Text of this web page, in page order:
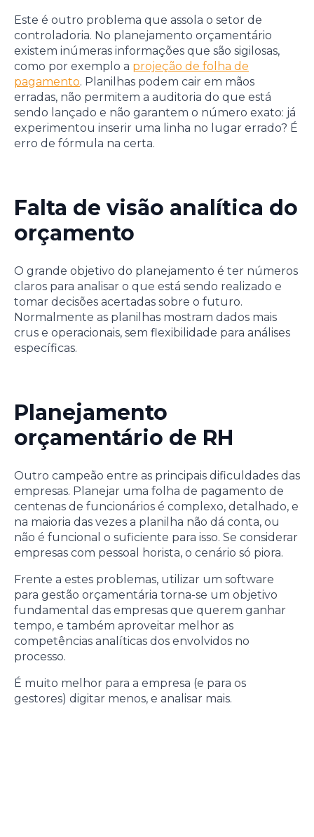
Este é outro problema que assola o setor de
controladoria. No planejamento orçamentário
existem inúmeras informações que são sigilosas,
como por exemplo a projeção de folha de
pagamento. Planilhas podem cair em mãos
erradas, não permitem a auditoria do que está
sendo lançado e não garantem o número exato: já
experimentou inserir uma linha no lugar errado? É
erro de fórmula na certa.
Falta de visão analítica do
orçamento
O grande objetivo do planejamento é ter números
claros para analisar o que está sendo realizado e
tomar decisões acertadas sobre o futuro.
Normalmente as planilhas mostram dados mais
crus e operacionais, sem flexibilidade para análises
específicas.
Planejamento
orçamentário de RH
Outro campeão entre as principais dificuldades das
empresas. Planejar uma folha de pagamento de
centenas de funcionários é complexo, detalhado, e
na maioria das vezes a planilha não dá conta, ou
não é funcional o suficiente para isso. Se considerar
empresas com pessoal horista, o cenário só piora.
Frente a estes problemas, utilizar um software
para gestão orçamentária torna-se um objetivo
fundamental das empresas que querem ganhar
tempo, e também aproveitar melhor as
competências analíticas dos envolvidos no
processo.
É muito melhor para a empresa (e para os
gestores) digitar menos, e analisar mais.